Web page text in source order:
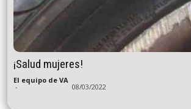
¡Salud mujeres!
El equipo de VA
- 08/03/2022